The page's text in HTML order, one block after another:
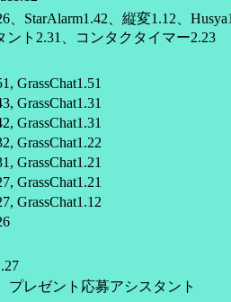
、StarAlarm1.42、縦変1.12、
ント2.31、コンタクタイマー2.23
GrassChat1.51
GrassChat1.31
GrassChat1.31
GrassChat1.22
GrassChat1.21
GrassChat1.21
GrassChat1.12
プレゼント応募アシスタント